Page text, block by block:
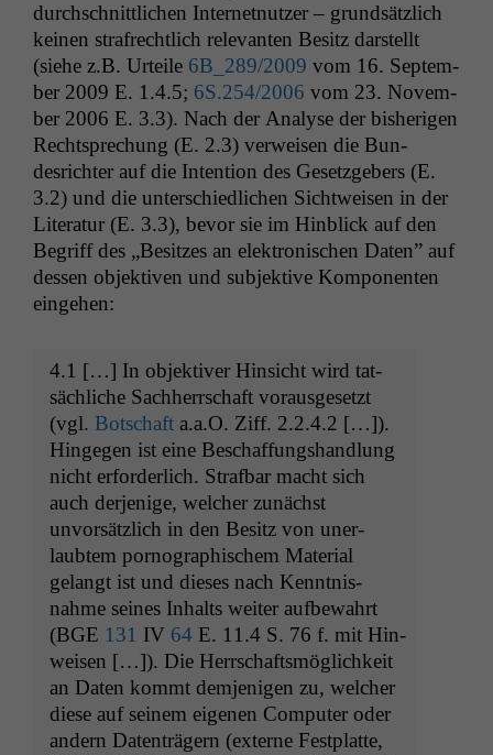
durch­schnit­tlichen Inter­net­nutzer – grund­sät­zlich
keinen strafrechtlich rel­e­van­ten Besitz darstellt
(siehe z.B. Urteile 6B_289/2009 vom 16. Sep­tem­
ber 2009 E. 1.4.5; 6S.254/2006 vom 23. Novem­
ber 2006 E. 3.3). Nach der Analyse der bish­eri­gen
Recht­sprechung (E. 2.3) ver­weisen die Bun­
desrichter auf die Inten­tion des Geset­zge­bers (E.
3.2) und die unter­schiedlichen Sichtweisen in der
Lit­er­atur (E. 3.3), bevor sie im Hin­blick auf den
Begriff des „Besitzes an elek­tro­n­is­chen Dat­en” auf
dessen objek­tiv­en und sub­jek­tive Kom­po­nen­ten
eingehen:
4.1 […] In objek­tiv­er Hin­sicht wird tat­
säch­liche Sach­herrschaft voraus­ge­set­zt
(vgl. Botschaft a.a.O. Ziff. 2.2.4.2 […]).
Hinge­gen ist eine Beschaf­fung­shand­lung
nicht erforder­lich. Straf­bar macht sich
auch der­jenige, welch­er zunächst
unvorsät­zlich in den Besitz von uner­
laubtem pornographis­chem Mate­r­i­al
gelangt ist und dieses nach Ken­nt­nis­
nahme seines Inhalts weit­er auf­be­wahrt
(BGE 131 IV 64 E. 11.4 S. 76 f. mit Hin­
weisen […]). Die Herrschaftsmöglichkeit
an Dat­en kommt dem­jeni­gen zu, welch­er
diese auf seinem eige­nen Com­put­er oder
andern Daten­trägern (externe Fest­plat­te,